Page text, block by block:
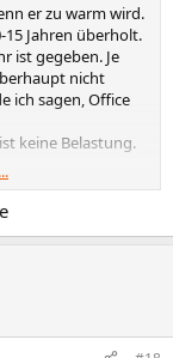
er zu warm wird.
15 Jahren überholt.
ist gegeben. Je
nicht
ich sagen, Office
keine Belastung.
kannste dir